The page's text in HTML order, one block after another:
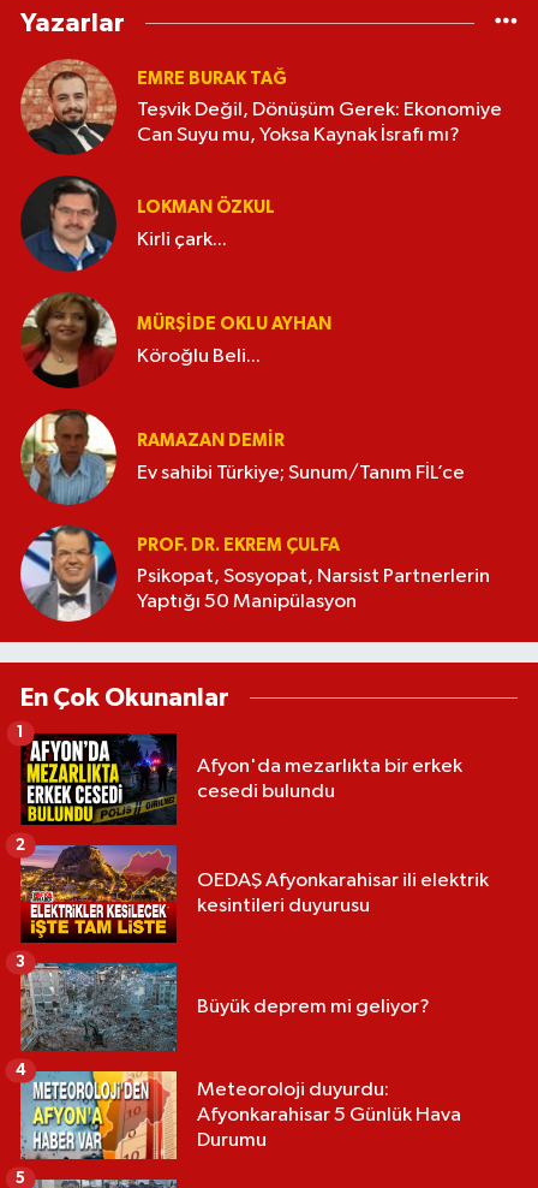
Yazarlar
EMRE BURAK TAĞ
Teşvik Değil, Dönüşüm Gerek: Ekonomiye
Can Suyu mu, Yoksa Kaynak İsrafı mı?
LOKMAN ÖZKUL
Kirli çark...
MÜRŞIDE OKLU AYHAN
Köroğlu Beli...
RAMAZAN DEMİR
Ev sahibi Türkiye; Sunum/Tanım FİL’ce
PROF. DR. EKREM ÇULFA
Psikopat, Sosyopat, Narsist Partnerlerin
Yaptığı 50 Manipülasyon
En Çok Okunanlar
Afyon'da mezarlıkta bir erkek
cesedi bulundu
1
OEDAŞ Afyonkarahisar ili elektrik
kesintileri duyurusu
2
Büyük deprem mi geliyor?
3
Meteoroloji duyurdu:
Afyonkarahisar 5 Günlük Hava
Durumu
4
5